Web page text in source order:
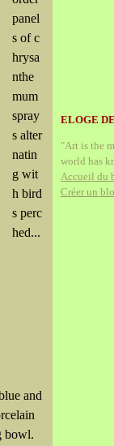
panel
s of c
hrysa
nthe
mum
spray
s alter
natin
g wit
h bird
s perc
hed...
and
bowl.
ELOGE
"Art is the
world has
Accueil du
Créer un